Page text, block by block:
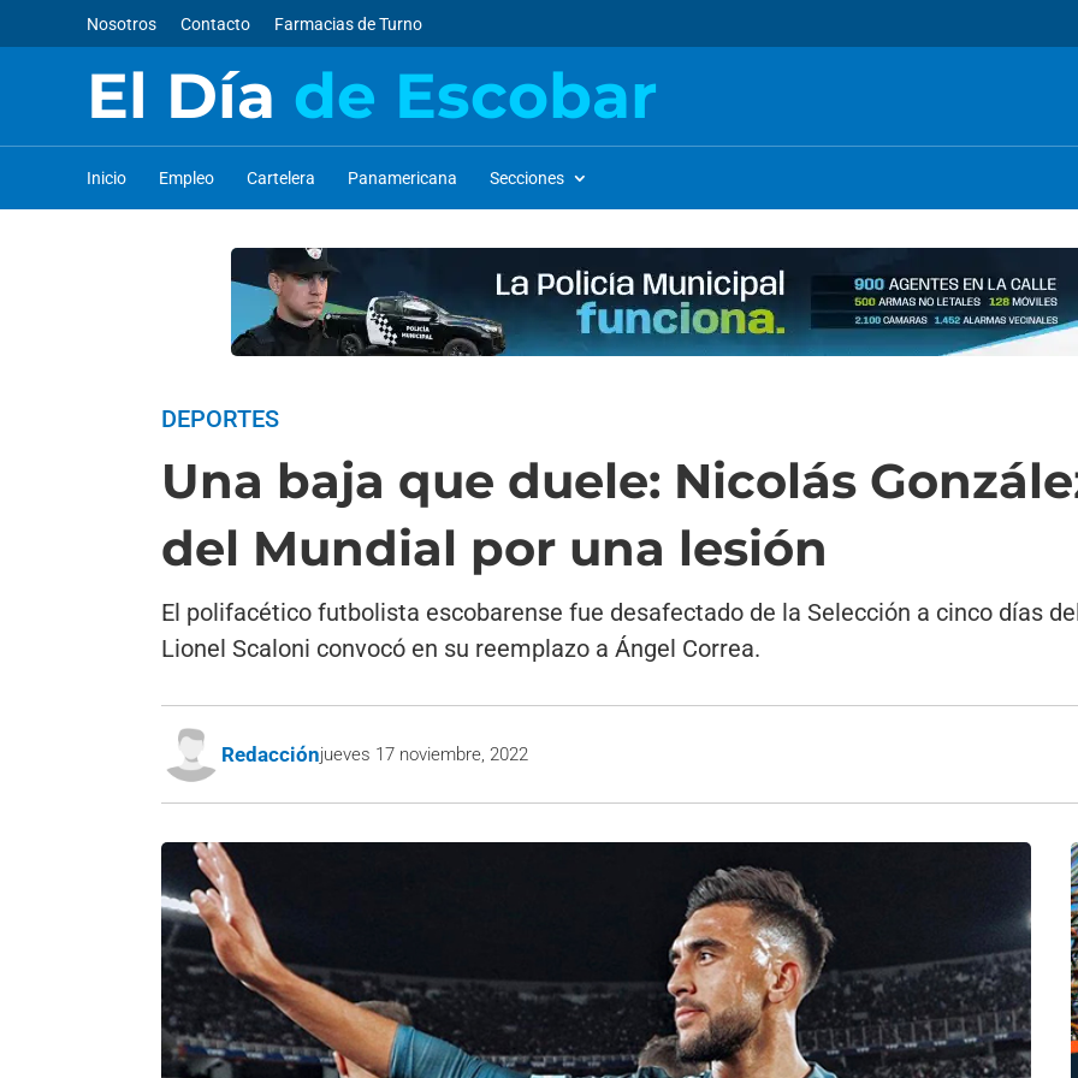
Nosotros Contacto Farmacias de Turno
El Día de Escobar
Inicio Empleo Cartelera Panamericana Secciones
DEPORTES
Una baja que duele: Nicolás
del Mundial por una lesión
El polifacético futbolista escobarense fue desafectado de la Selección a cinco días
Lionel Scaloni convocó en su reemplazo a Ángel Correa.
Redacciónjueves 17 noviembre, 2022